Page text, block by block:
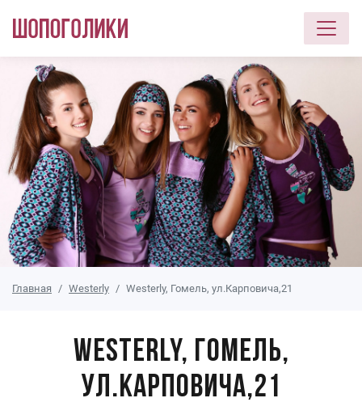
Перейти к основному содержанию
Главная Westerly Westerly, Гомель, ул.Карповича,21
Westerly, Гомель,
ул.Карповича,21